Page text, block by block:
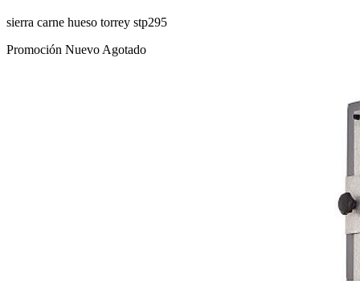
sierra carne hueso torrey stp295
Promoción Nuevo Agotado